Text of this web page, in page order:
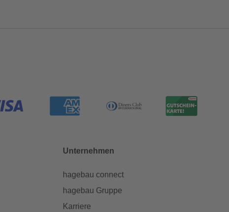
Unternehmen
hagebau connect
hagebau Gruppe
Karriere